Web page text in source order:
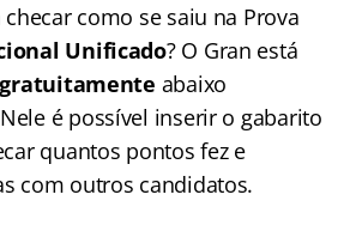
como se saiu na Prova
Unificado? O Gran está
gratuitamente abaixo
é possível inserir o gabarito
quantos pontos fez e
com outros candidatos.